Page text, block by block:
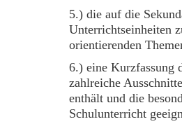
5.) die auf die
Unterrichtseinheiten
orientierenden
6.) eine Kurzfassung
zahlreiche
enthält und die
Schulunterricht